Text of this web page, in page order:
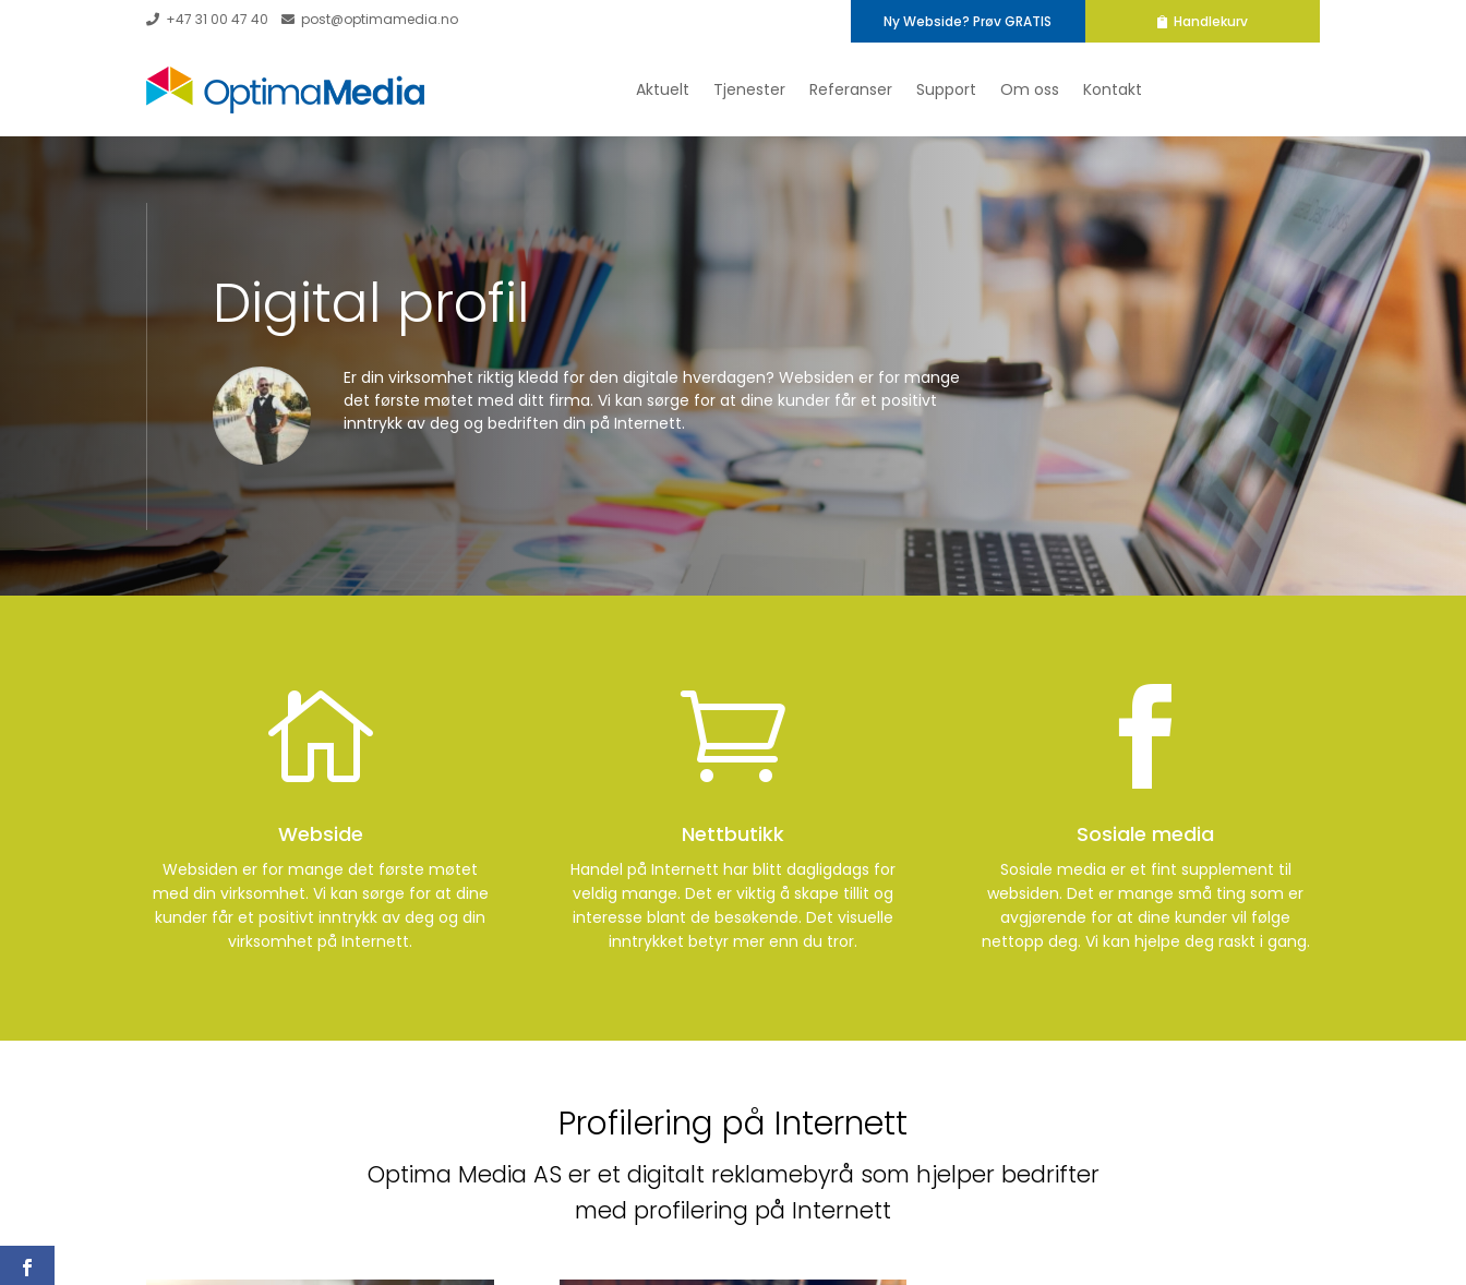
+47 31 00 47 40 post@optimamedia.no Ny Webside? Prøv GRATIS Handlekurv
Aktuelt Tjenester Referanser Support Om oss Kontakt
Digital profil
Er din virksomhet riktig kledd for den digitale hverdagen? Websiden er for mange
det første møtet med ditt firma. Vi kan sørge for at dine kunder får et positivt
inntrykk av deg og bedriften din på Internett.

Webside
Websiden er for mange det første møtet
med din virksomhet. Vi kan sørge for at dine
kunder får et positivt inntrykk av deg og din
virksomhet på Internett.

Nettbutikk
Handel på Internett har blitt dagligdags for
veldig mange. Det er viktig å skape tillit og
interesse blant de besøkende. Det visuelle
inntrykket betyr mer enn du tror.

Sosiale media
Sosiale media er et fint supplement til
websiden. Det er mange små ting som er
avgjørende for at dine kunder vil følge
nettopp deg. Vi kan hjelpe deg raskt i gang.
Profilering på Internett
Optima Media AS er et digitalt reklamebyrå som hjelper bedrifter
med profilering på Internett